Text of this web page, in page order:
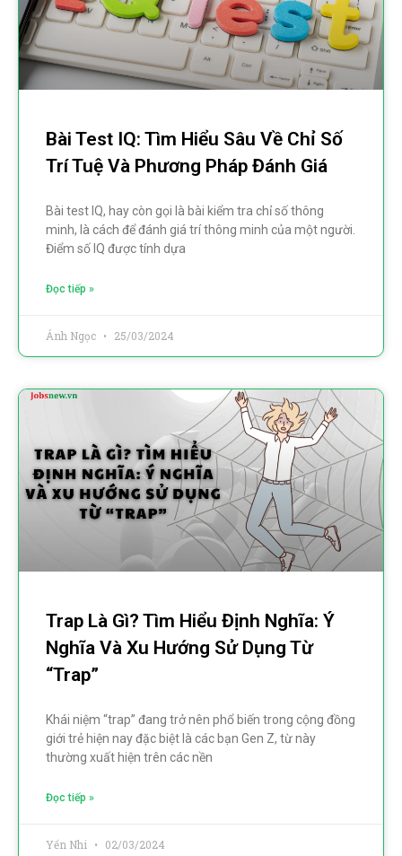
Bài Test IQ: Tìm Hiểu Sâu Về Chỉ Số
Trí Tuệ Và Phương Pháp Đánh Giá
Bài test IQ, hay còn gọi là bài kiểm tra chỉ số thông
minh, là cách để đánh giá trí thông minh của một người.
Điểm số IQ được tính dựa
Đọc tiếp »
Ánh Ngọc 25/03/2024
Trap Là Gì? Tìm Hiểu Định Nghĩa: Ý
Nghĩa Và Xu Hướng Sử Dụng Từ
“trap”
Khái niệm “trap” đang trở nên phổ biến trong cộng đồng
giới trẻ hiện nay đặc biệt là các bạn Gen Z, từ này
thường xuất hiện trên các nền
Đọc tiếp »
Yến Nhi 02/03/2024